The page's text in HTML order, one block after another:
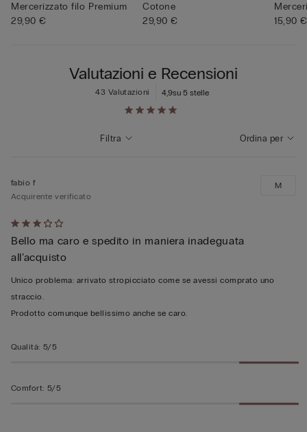
Mercerizzato filo Premium
29,90 €
Cotone
29,90 €
15,90 €
Valutazioni e Recensioni
4,9su 5 stelle
43 Valutazioni
Ordina per
Filtra
Valutato
3
su
5
fabio f
Acquirente verificato
Bello ma caro e spedito in maniera inadeguata
all’acquisto
Unico problema: arrivato stropicciato come se avessi comprato uno
straccio.
Prodotto comunque bellissimo anche se caro.
M
Qualità: 5/5
Comfort: 5/5